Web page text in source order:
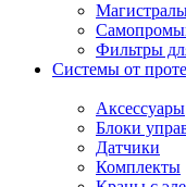
Фильтры
Системы от
Аксессуары
Блоки
Датчики
Комплекты